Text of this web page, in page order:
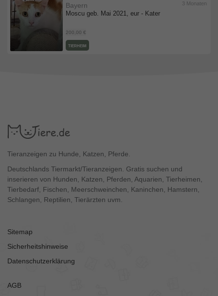
Moscu geb. Mai 2021, eur - Kater
Bayern
200,00 €
3 Monaten
TIERHEIM
Tieranzeigen zu Hunde, Katzen, Pferde.
Deutschlands Tiermarkt/Tieranzeigen. Gratis suchen und
inserieren von Hunden, Katzen, Pferden, Aquarien, Tierheimen,
Tierbedarf, Fischen, Meerschweinchen, Kaninchen, Hamstern,
Schlangen, Reptilien, Tierärzten uvm.
Sitemap
Sicherheitshinweise
Datenschutzerklärung
AGB